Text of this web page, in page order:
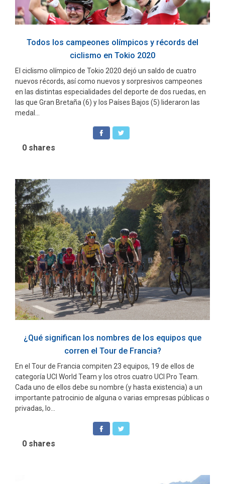
Todos los campeones olímpicos y récords del
ciclismo en Tokio 2020
El ciclismo olímpico de Tokio 2020 dejó un saldo de cuatro
nuevos récords, así como nuevos y sorpresivos campeones
en las distintas especialidades del deporte de dos ruedas, en
las que Gran Bretaña (6) y los Países Bajos (5) lideraron las
medal...
0 shares
¿Qué significan los nombres de los equipos que
corren el Tour de Francia?
En el Tour de Francia compiten 23 equipos, 19 de ellos de
categoría UCI World Team y los otros cuatro UCI Pro Team.
Cada uno de ellos debe su nombre (y hasta existencia) a un
importante patrocinio de alguna o varias empresas públicas o
privadas, lo...
0 shares